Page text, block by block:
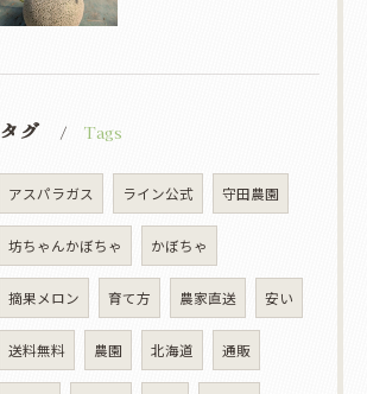
タグ Tags
アスパラガス ライン公式 守田農園
坊ちゃんかぼちゃ かぼちゃ
摘果メロン 育て方 農家直送 安い
送料無料 農園 北海道 通販